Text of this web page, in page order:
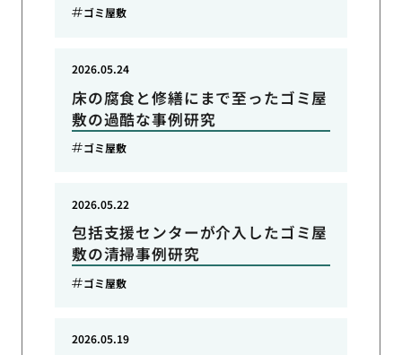
ゴミ屋敷
床の腐食と修繕にまで至ったゴミ屋
敷の過酷な事例研究
2026.05.24
ゴミ屋敷
包括支援センターが介入したゴミ屋
敷の清掃事例研究
2026.05.22
ゴミ屋敷
2026.05.19